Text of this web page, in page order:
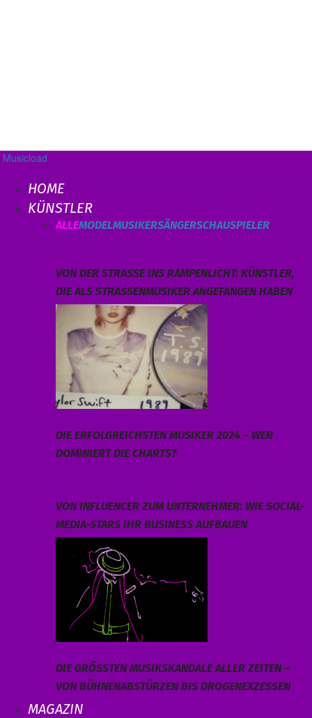
Musicload
HOME
KÜNSTLER
ALLEMODELMUSIKERSÄNGERSCHAUSPIELER
VON DER STRASSE INS RAMPENLICHT: KÜNSTLER, D
IE ALS STRASSENMUSIKER ANGEFANGEN HABEN
DIE ERFOLGREICHSTEN MUSIKER 2024 – WER
DOMINIERT DIE CHARTS?
VON INFLUENCER ZUM UNTERNEHMER: WIE SOCIAL-
MEDIA-STARS IHR BUSINESS AUFBAUEN
DIE GRÖSSTEN MUSIKSKANDALE ALLER ZEITEN – V
ON BÜHNENABSTÜRZEN BIS DROGENEXZESSEN
MAGAZIN